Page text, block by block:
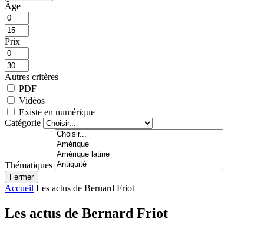
Âge
Prix
Autres critères
PDF
Vidéos
Existe en numérique
Catégorie
Thématiques
Fermer
Accueil Les actus de Bernard Friot
Les actus de Bernard Friot